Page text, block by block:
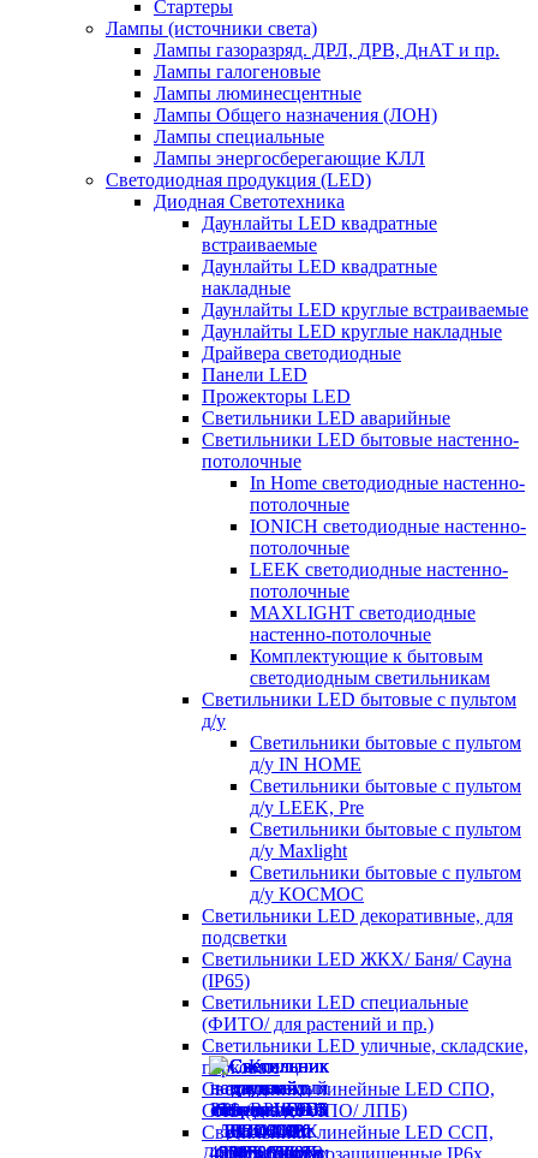
Стартеры
Лампы (источники света)
Лампы газоразряд. ДРЛ, ДРВ, ДнАТ и пр.
Лампы галогеновые
Лампы люминесцентные
Лампы Общего назначения (ЛОН)
Лампы специальные
Лампы энергосберегающие КЛЛ
Светодиодная продукция (LED)
Диодная Светотехника
Даунлайты LED квадратные
встраиваемые
Даунлайты LED квадратные
накладные
Даунлайты LED круглые встраиваемые
Даунлайты LED круглые накладные
Драйвера светодиодные
Панели LED
Прожекторы LED
Светильники LED аварийные
Светильники LED бытовые настенно-
потолочные
In Home светодиодные настенно-
потолочные
IONICH светодиодные настенно-
потолочные
LEEK светодиодные настенно-
потолочные
MAXLIGHT светодиодные
настенно-потолочные
Комплектующие к бытовым
светодиодным светильникам
Светильники LED бытовые с пультом
д/у
Светильники бытовые с пультом
д/у IN HOME
Светильники бытовые с пультом
д/у LEEK, Pre
Светильники бытовые с пультом
д/у Maxlight
Светильники бытовые с пультом
д/у КОСМОС
Светильники LED декоративные, для
подсветки
Светильники LED ЖКХ/ Баня/ Сауна
(IP65)
Светильники LED специальные
(ФИТО/ для растений и пр.)
Светильники LED уличные, складские,
парковые
Светильники линейные LED СПО,
СПБ (аналог ЛПО/ ЛПБ)
Светильники линейные LED ССП,